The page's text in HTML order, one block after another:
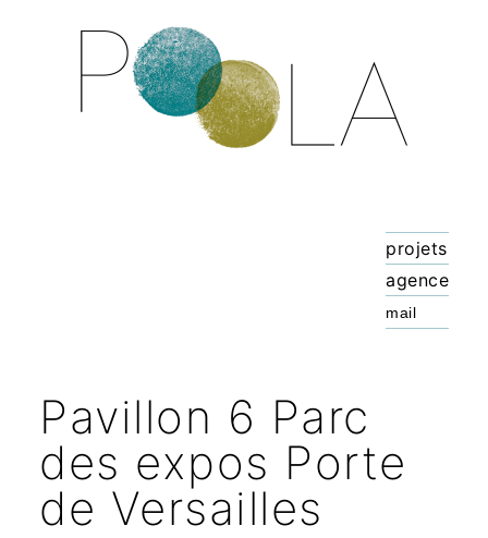
projets
agence
Pavillon 6 Parc
des expos Porte
de Versailles